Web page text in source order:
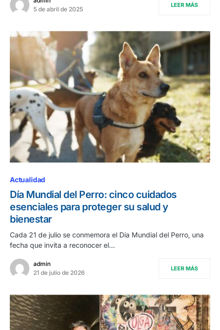
5 de abril de 2025
LEER MÁS
Actualidad
Día Mundial del Perro: cinco cuidados
esenciales para proteger su salud y
bienestar
Cada 21 de julio se conmemora el Día Mundial del Perro, una
fecha que invita a reconocer el…
admin
21 de julio de 2026
LEER MÁS